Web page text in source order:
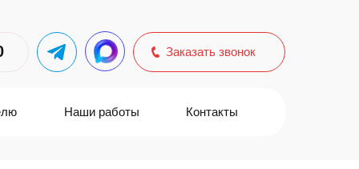
Заказать звонок
Контакты
Наши работы